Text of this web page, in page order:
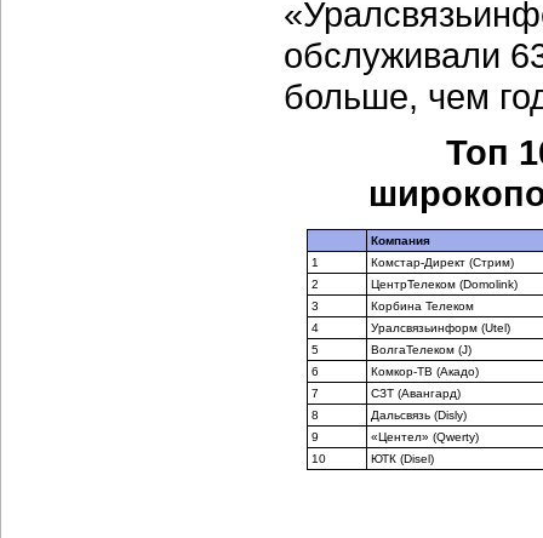
обслуживали
больше, чем
Топ
Компания
1
Комстар-Директ (Стрим)
2
ЦентрТелеком (Domolink)
3
Корбина Телеком
4
Уралсвязьинформ (Utel)
5
ВолгаТелеком (J)
6
Комкор-ТВ (Акадо)
7
СЗТ (Авангард)
8
Дальсвязь (Disly)
9
«Центел» (Qwerty)
10
ЮТК (Disel)